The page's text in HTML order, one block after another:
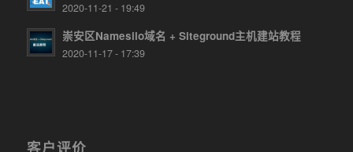
2020-11-21 - 19:49
崇安区Namesilo域名 + Siteground主机建站教程
2020-11-17 - 17:39
客户评价